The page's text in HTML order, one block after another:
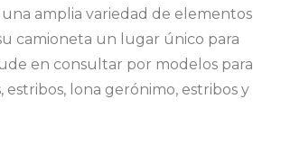
amplia variedad de elementos
camioneta un lugar único para
en consultar por modelos para
estribos, lona gerónimo, estribos y